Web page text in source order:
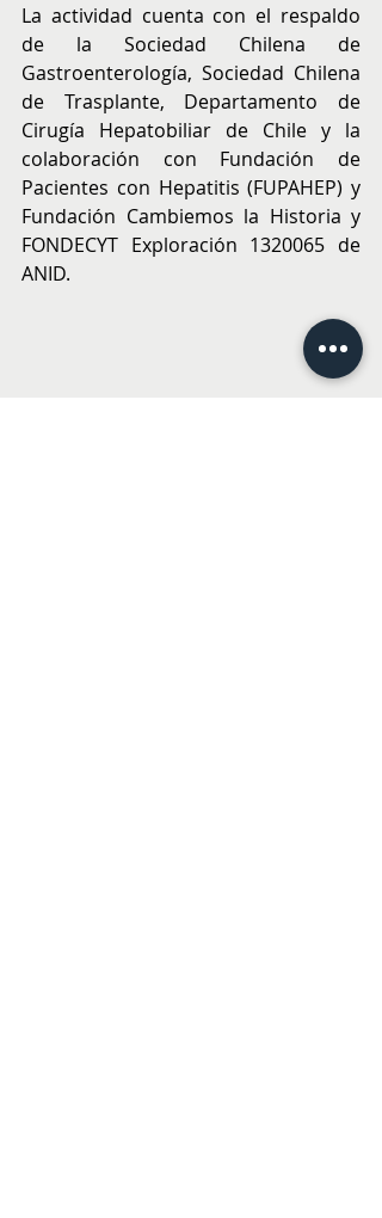
La actividad cuenta con el respaldo
de la Sociedad Chilena de
Gastroenterología, Sociedad Chilena
de Trasplante, Departamento de
Cirugía Hepatobiliar de Chile y la
colaboración con Fundación de
Pacientes con Hepatitis (FUPAHEP) y
Fundación Cambiemos la Historia y
FONDECYT Exploración 1320065 de
ANID.